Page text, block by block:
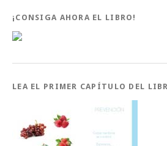
¡CONSIGA AHORA EL LIBRO!
LEA EL PRIMER CAPÍTULO DEL